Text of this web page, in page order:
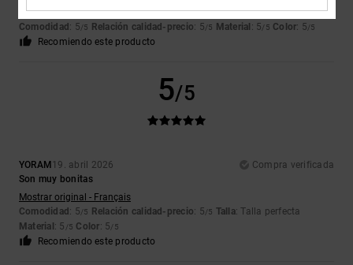
correcto.
Comodidad : 5/5 Relación calidad-precio: 5/5 Material : 5/5 Color: 5/5
Recomiendo este producto
5/5
YORAM 19. abril 2026
Compra verificada
Son muy bonitas
Mostrar original - Français
Comodidad : 5/5 Relación calidad-precio: 5/5 Talla: Talla perfecta
Material : 5 /5 Color: 5/5
Recomiendo este producto